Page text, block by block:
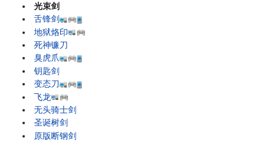
光束剑
舌锋剑
地狱烙印
死神镰刀
臭虎爪
钥匙剑
变态刀
飞龙
无头骑士剑
圣诞树剑
原版断钢剑